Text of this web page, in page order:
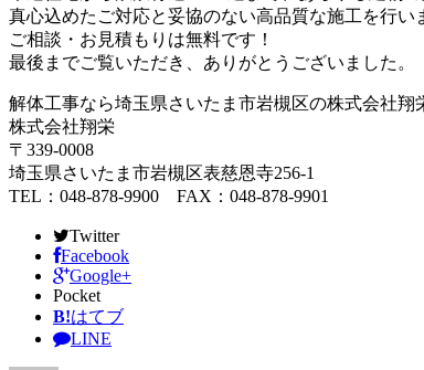
真心込めたご対応と妥協のない高品質な施工を行
ご相談・お見積もりは無料です！
最後までご覧いただき、ありがとうございました。
解体工事なら埼玉県さいたま市岩槻区の株式会社翔
株式会社翔栄
〒339-0008
埼玉県さいたま市岩槻区表慈恩寺256-1
TEL：048-878-9900 FAX：048-878-9901
Twitter
Facebook
Google+
Pocket
B!はてブ
LINE